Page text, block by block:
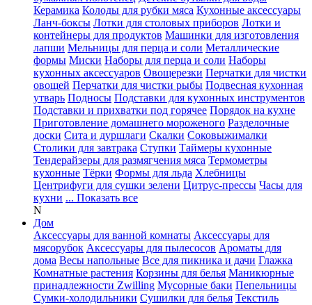
Керамика Колоды для рубки мяса Кухонные аксессуары
Ланч-боксы Лотки для столовых приборов Лотки и
контейнеры для продуктов Машинки для изготовления
лапши Мельницы для перца и соли Металлические
формы Миски Наборы для перца и соли Наборы
кухонных аксессуаров Овощерезки Перчатки для чистки
овощей Перчатки для чистки рыбы Подвесная кухонная
утварь Подносы Подставки для кухонных инструментов
Подставки и прихватки под горячее Порядок на кухне
Приготовление домашнего мороженого Разделочные
доски Сита и дуршлаги Скалки Соковыжималки
Столики для завтрака Ступки Таймеры кухонные
Тендерайзеры для размягчения мяса Термометры
кухонные Тёрки Формы для льда Хлебницы
Центрифуги для сушки зелени Цитрус-прессы Часы для
кухни ... Показать все
N
Дом
Аксессуары для ванной комнаты Аксессуары для
мясорубок Аксессуары для пылесосов Ароматы для
дома Весы напольные Все для пикника и дачи Глажка
Комнатные растения Корзины для белья Маникюрные
принадлежности Zwilling Мусорные баки Пепельницы
Сумки-холодильники Сушилки для белья Текстиль